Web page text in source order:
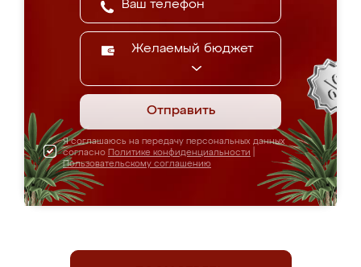
Желаемый бюджет
Отправить
Я соглашаюсь на передачу персональных данных
согласно Политике конфиденциальности
Пользовательскому соглашению